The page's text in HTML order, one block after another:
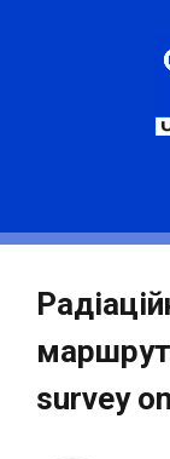
survey